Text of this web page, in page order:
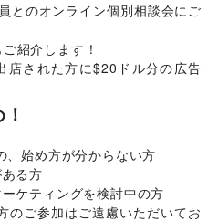
とのオンライン個別相談会にご
紹介します！
店された方に$20ドル分の広告
、始め方が分からない方
る方
ケティングを検討中の方
のご参加はご遠慮いただいてお